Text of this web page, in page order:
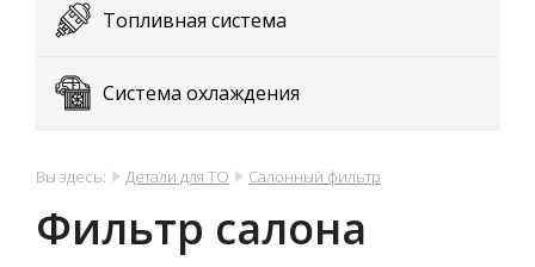
Топливная система
Система охлаждения
Вы здесь: Детали для ТО Салонный фильтр
Фильтр салона